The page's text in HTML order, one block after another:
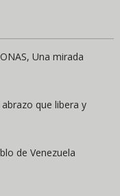
Una mirada
que libera y
de Venezuela